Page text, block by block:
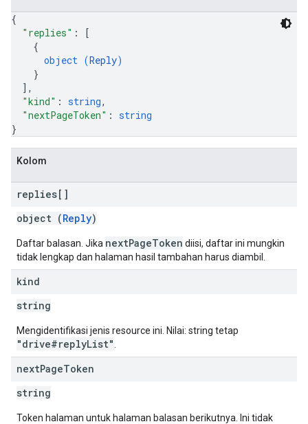
{
"replies" :
[
{
object (Reply)
}
] ,
"kind" : string,
"nextPageToken" : string
}
Kolom
replies[]
object (Reply)
Daftar balasan. Jika nextPageToken diisi, daftar ini mungkin
tidak lengkap dan halaman hasil tambahan harus diambil.
kind
string
Mengidentifikasi jenis resource ini. Nilai: string tetap
"drive#replyList"
nextPageToken
string
Token halaman untuk halaman balasan berikutnya. Ini tidak